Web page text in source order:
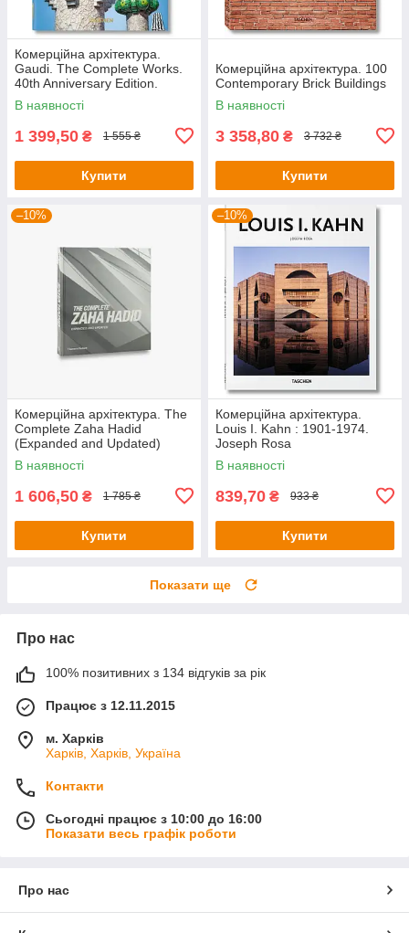
Комерційна архітектура.
Gaudi. The Complete Works.
40th Anniversary Edition.
Rainer Zerbst
В наявності
1 399,50 ₴ 1 555 ₴
Купити
Комерційна архітектура. 100
Contemporary Brick Buildings
В наявності
3 358,80 ₴ 3 732 ₴
Купити
–10%
Комерційна архітектура. The
Complete Zaha Hadid
(Expanded and Updated)
В наявності
1 606,50 ₴ 1 785 ₴
Купити
–10%
Комерційна архітектура.
Louis I. Kahn : 1901-1974.
Joseph Rosa
В наявності
839,70 ₴ 933 ₴
Купити
Показати ще
Про нас
100% позитивних з 134 відгуків за рік
Працює з 12.11.2015
м. Харків
Харків, Харків, Україна
Контакти
Сьогодні працює з 10:00 до 16:00
Показати весь графік роботи
Про нас